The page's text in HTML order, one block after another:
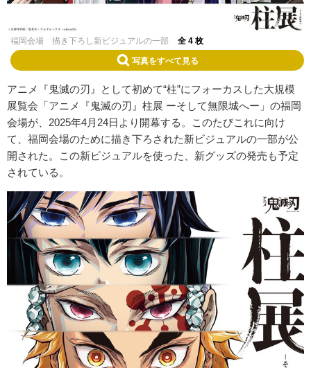
福岡会場 描き下ろし新ビジュアルの一部 全 4 枚
写真をすべて見る
アニメ『鬼滅の刃』として初めて“柱”にフォーカスした大規模
展覧会「アニメ『鬼滅の刃』柱展 ーそして無限城へー」の福岡
会場が、2025年4月24日より開幕する。このたびこれに向け
て、福岡会場のために描き下ろされた新ビジュアルの一部が公
開された。この新ビジュアルを使った、新グッズの発売も予定
されている。